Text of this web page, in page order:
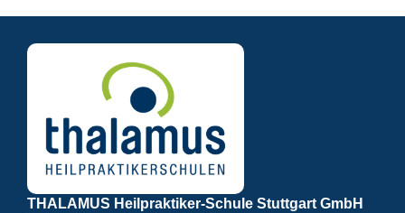
THALAMUS Heilpraktiker-Schule Stuttgart GmbH